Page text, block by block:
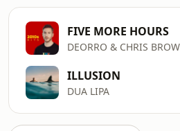
FIVE MORE HOURS
DEORRO & CHRIS
ILLUSION
DUA LIPA